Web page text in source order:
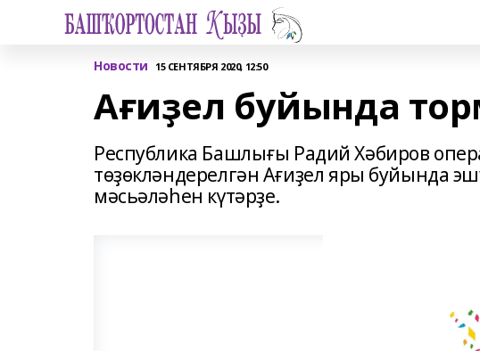
Новости 15 СЕНТЯБРЯ 2020, 12:50
Ағиҙел буйында
Республика Башлығы Радий Хәбиров
төҙөкләндерелгән Ағиҙел яры буйында
мәсьәләһен күтәрҙе.